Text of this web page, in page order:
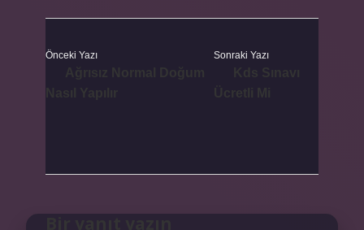
Önceki Yazı Sonraki Yazı